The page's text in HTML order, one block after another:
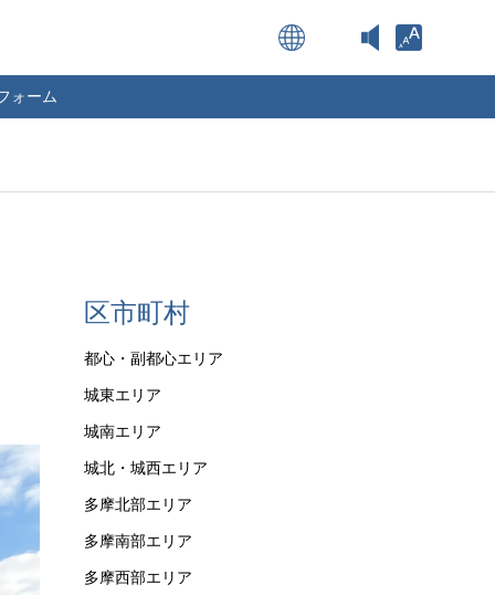
Open
ォーム
区市町村
都心・副都心エリア
城東エリア
城南エリア
城北・城西エリア
多摩北部エリア
多摩南部エリア
多摩西部エリア